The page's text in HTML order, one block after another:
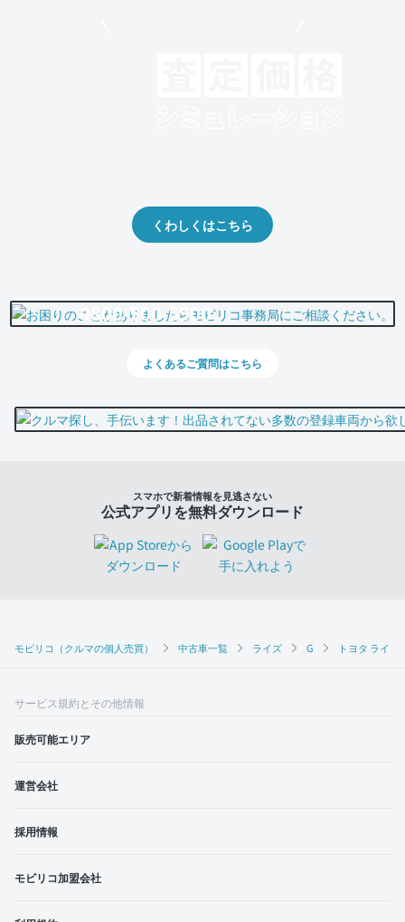
モビリコ（クルマの個人売買） 中古車一覧 ライズ G トヨタ ライ
くわしくはこちら
0800-500-5500
よくあるご質問はこちら
スマホで新着情報を見逃さない
公式アプリを無料ダウンロード
サービス規約とその他情報
販売可能エリア
運営会社
採用情報
モビリコ加盟会社